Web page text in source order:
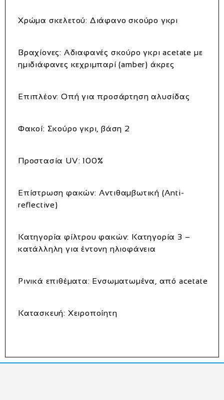
Χρώμα σκελετού: Διάφανο σκούρο γκρι
Βραχίονες: Αδιαφανές σκούρο γκρι acetate με
ημιδιάφανες κεχριμπαρί (amber) άκρες
Επιπλέον: Οπή για προσάρτηση αλυσίδας
Φακοί: Σκούρο γκρι, βάση 2
Προστασία UV: 100%
Επίστρωση φακών: Αντιθαμβωτική (Anti-
reflective)
Κατηγορία φίλτρου φακών: Κατηγορία 3 –
κατάλληλη για έντονη ηλιοφάνεια
Ρινικά επιθέματα: Ενσωματωμένα, από acetate
Κατασκευή: Χειροποίητη